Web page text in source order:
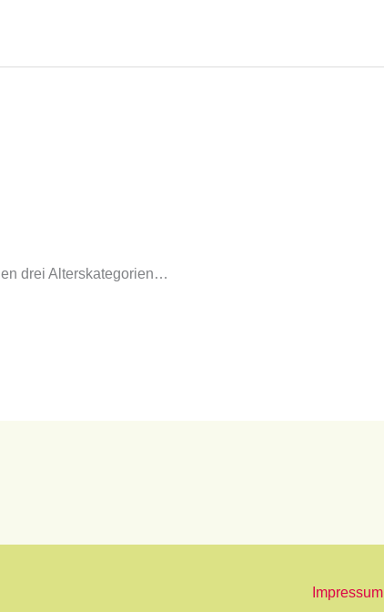
drei Alterskategorien…
Impressum